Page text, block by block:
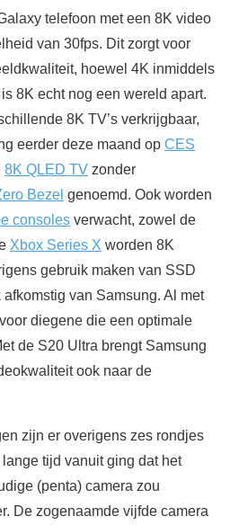
telefoon met een 8K video
van 30fps. Dit zorgt voor
hoewel 4K inmiddels
8K echt nog een wereld apart.
8K TV’s verkrijgbaar,
eerder deze maand op CES
8K QLED TV zonder
Bezel genoemd. Ook worden
consoles verwacht, zowel de
Xbox Series X worden 8K
gebruik maken van SSD
van Samsung. Al met
diegene die een optimale
de S20 Ultra brengt Samsung
ook naar de
zijn er overigens zes rondjes
tijd vanuit ging dat het
(penta) camera zou
De zogenaamde vijfde camera